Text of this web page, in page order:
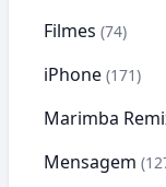
Filmes (74)
iPhone (171)
Marimba
Mensagem